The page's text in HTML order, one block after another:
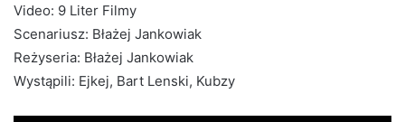
Video: 9 Liter Filmy
Scenariusz: Błażej Jankowiak
Reżyseria: Błażej Jankowiak
Wystąpili: Ejkej, Bart Lenski, Kubzy